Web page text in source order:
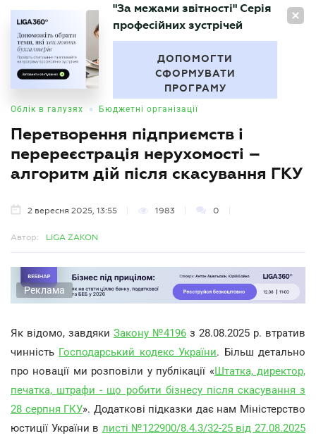
UA
БУХГАЛТЕР
"За межами звітності" Серія
професійних зустрічей
ДОПОМОГТИ
СФОРМУВАТИ
ПРОГРАМУ
Облік в галузях • Бюджетні організації
Перетворення підприємств і
перереєстрація нерухомості –
алгоритм дій після скасування ГКУ
2 вересня 2025, 13:55 1983 0
Автор: LIGA ZAKON
Реклама
Як відомо, завдяки Закону №4196 з 28.08.2025 р. втратив
чинність Господарський кодекс України. Більш детально
про новації ми розповіли у публікації «Штатка, директор,
печатка, штрафи - що робити бізнесу після скасування з
28 серпня ГКУ». Додаткові підказки дає нам Міністерство
юстиції України в листі №122900/8.4.3/32-25 від 27.08.2025